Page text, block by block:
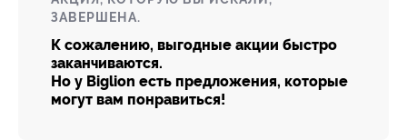
ЗАВЕРШЕНА.
К сожалению, выгодные акции быстро
заканчиваются.
Но у Biglion есть предложения, которые
могут вам понравиться!